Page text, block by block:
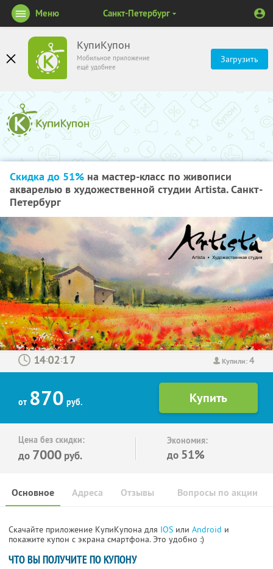
КупиКупон
Мобильное приложение
ещё удобнее
Загрузить
Меню Санкт-Петербург
Скидка до 51% на мастер-класс по живописи
акварелью в художественной студии Artista. Санкт-
Петербург
Купили:4
: :
от 870 руб.
Цена без скидки:
до 7000 руб.
Экономия:
до 51%
Основное Отзывы Вопросы по акции
Адреса
Скачайте приложение КупиКупона для IOS или Android и
покажите купон с экрана смартфона. Это удобно :)
ЧТО ВЫ ПОЛУЧИТЕ ПО КУПОНУ